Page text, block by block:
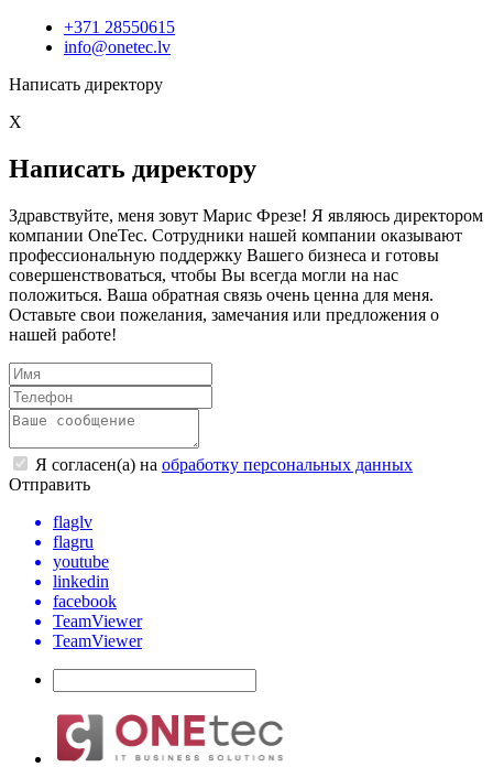
+371 28550615
info@onetec.lv
Написать директору
X
Написать директору
Здравствуйте, меня зовут Марис Фрезе! Я являюсь директором
компании OneTec. Сотрудники нашей компании оказывают
профессиональную поддержку Вашего бизнеса и готовы
совершенствоваться, чтобы Вы всегда могли на нас
положиться. Ваша обратная связь очень ценна для меня.
Оставьте свои пожелания, замечания или предложения о
нашей работе!
Я согласен(а) на обработку персональных данных
Отправить
flaglv
flagru
youtube
linkedin
facebook
TeamViewer
TeamViewer